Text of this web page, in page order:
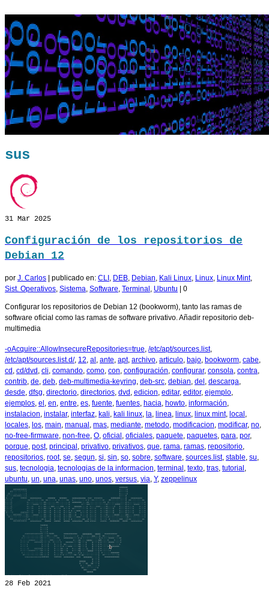
sus
31 Mar 2025
Configuración de los repositorios de
Debian 12
por J. Carlos publicado en: CLI , DEB, Debian, Kali Linux, Linux, Linux Mint,
Sist. Operativos, Sistema, Software, Terminal , Ubuntu 0
Configurar los repositorios de Debian 12 (bookworm), tanto las ramas de
software oficial como las ramas de software privativo. Añadir repositorio deb-
multimedia
-oAcquire::AllowInsecureRepositories=true, /etc/apt/sources.list,
/etc/apt/sources.list.d/, 12, al , ante, apt, archivo, articulo, bajo, bookworm, cabe,
cd , cd/dvd , cli, comando, como, con, configuración, configurar, consola, contra,
contrib, de, deb, deb-multimedia-keyring, deb-src, debian, del , descarga,
desde, dfsg, directorio, directorios, dvd , edicion, editar, editor, ejemplo,
ejemplos, el , en, entre, es, fuente, fuentes, hacia, howto, información,
instalacion, instalar, interfaz, kali, kali linux, la, linea, linux, linux mint, local ,
locales, los, main, manual , mas, mediante, metodo, modificacion, modificar, no,
no-free-firmware, non-free, O, oficial , oficiales, paquete, paquetes, para, por,
porque, post, principal , privativo, privativos, que, rama, ramas, repositorio,
repositorios, root, se, segun, si, sin, so, sobre, software, sources.list, stable, su,
sus, tecnologia, tecnologias de la informacion, terminal , texto, tras, tutorial ,
ubuntu, un, una, unas, uno, unos, versus, via, Y, zeppelinux
28 Feb 2021